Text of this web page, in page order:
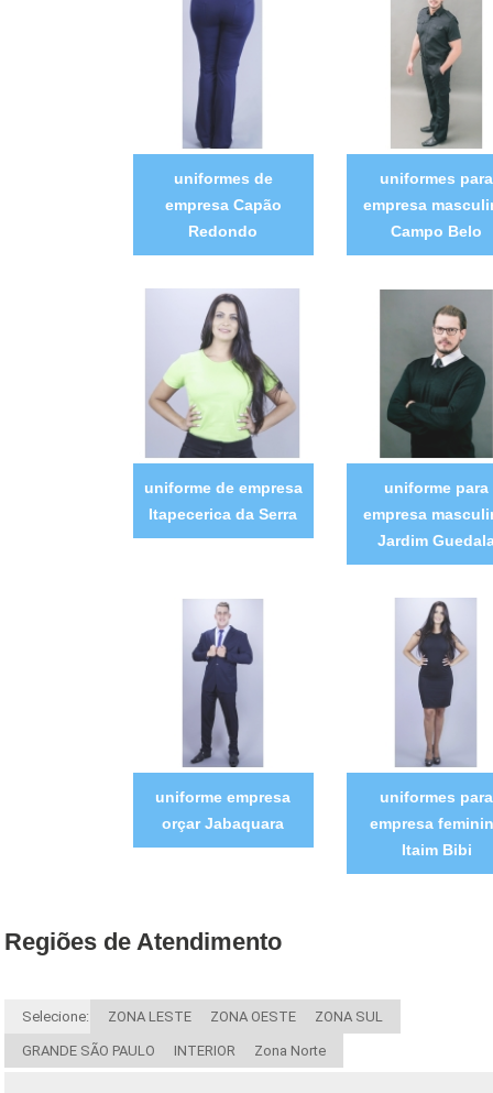
uniformes de
empresa Capão
Redondo
uniformes para
empresa
Campo Belo
uniforme de empresa
Itapecerica da Serra
uniforme para
empresa
Jardim
uniforme empresa
orçar Jabaquara
uniformes para
empresa
Itaim Bibi
Regiões de Atendimento
Selecione: ZONA LESTE ZONA OESTE ZONA SUL
GRANDE SÃO PAULO INTERIOR Zona Norte